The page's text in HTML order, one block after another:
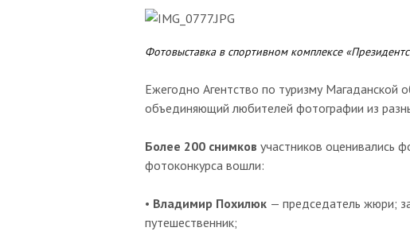
Фотовыставка в спортивном комплексе
Ежегодно Агентство по туризму Магаданской
объединяющий любителей фотографии из
Более 200 снимков участников оценивались
фотоконкурса вошли:
• Владимир Похилюк — председатель жюри;
путешественник;